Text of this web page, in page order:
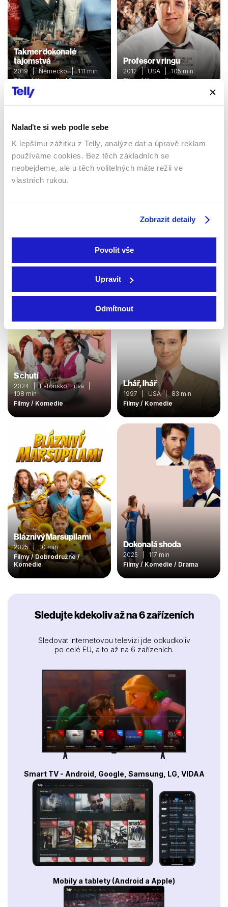
Nalaďte si web podle sebe
K lepšímu zážitku z Telly, analýze dat a úpravě reklam
používáme cookies. Bez těch základních se
neobejdeme, ale u těch volitelných máte režii ve
vlastních rukou.
Zobrazit detaily
Povolit vše
Upravit
Odmítnout
Takmer dokonalé
tajomstvá
2019 | Německo | 111 min
Filmy / Komedie / Drama
Profesor v ringu
2012 | USA | 105 min
Filmy / Komedie
Tátové
S chutí
2024 | Estonsko, Litva |
108 min
Filmy / Komedie
Lhář, lhář
1997 | USA | 83 min
Filmy / Komedie
Bláznivý Marsupilami
2025 | 10 min
Filmy / Dobrodružné /
Komedie
Dokonalá shoda
2025 | 117 min
Filmy / Komedie / Drama
Sledujte kdekoliv až na 6 zařízeních
Sledovat internetovou televizi jde odkudkoliv
po celé EU, a to až na 6 zařízeních.
Smart TV - Android, Google, Samsung, LG, VIDAA
Mobily a tablety (Android a Apple)